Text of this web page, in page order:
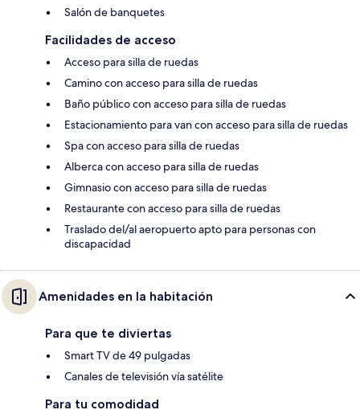
Salón de banquetes
Facilidades de acceso
Acceso para silla de ruedas
Camino con acceso para silla de ruedas
Baño público con acceso para silla de ruedas
Estacionamiento para van con acceso para silla de ruedas
Spa con acceso para silla de ruedas
Alberca con acceso para silla de ruedas
Gimnasio con acceso para silla de ruedas
Restaurante con acceso para silla de ruedas
Traslado del/al aeropuerto apto para personas con
discapacidad
Amenidades en la habitación
Para que te diviertas
Smart TV de 49 pulgadas
Canales de televisión vía satélite
Para tu comodidad